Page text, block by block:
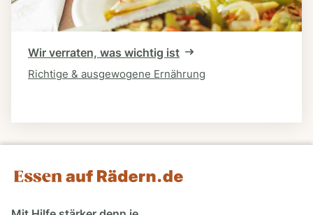
Wir verraten, was wichtig ist
Richtige & ausgewogene Ernährung